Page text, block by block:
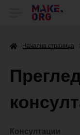
Начална страница
Консултации